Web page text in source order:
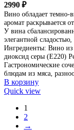
2990 ₽
Вино обладает
аромат раскрывается
У вина
элегантной
Ингредиенты: Вино из
диоксид серы (Е220)
Гастрономические
блюдам из мяса,
В корзину
Quick view
1
2
→